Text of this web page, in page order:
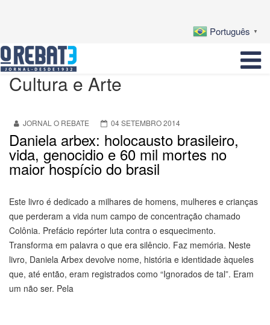
Português ▼
Cultura e Arte
JORNAL O REBATE 04 SETEMBRO 2014
Daniela arbex: holocausto brasileiro,
vida, genocidio e 60 mil mortes no
maior hospício do brasil
Este livro é dedicado a milhares de homens, mulheres e crianças
que perderam a vida num campo de concentração chamado
Colônia. Prefácio repórter luta contra o esquecimento.
Transforma em palavra o que era silêncio. Faz memória. Neste
livro, Daniela Arbex devolve nome, história e identidade àqueles
que, até então, eram registrados como “Ignorados de tal”. Eram
um não ser. Pela